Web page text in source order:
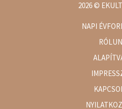
2026©
NAPI